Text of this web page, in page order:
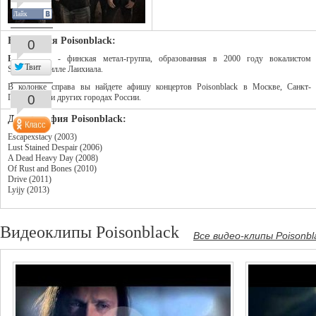
Биография Poisonblack:
Poisonblack - финская метал-группа, образованная в 2000 году вокалистом
Sentenced Вилле Лаихиала.
В колонке справа вы найдете афишу концертов Poisonblack в Москве, Санкт-
Петербурге и других городах России.
Дискография Poisonblack:
Escapexstacy (2003)
Lust Stained Despair (2006)
A Dead Heavy Day (2008)
Of Rust and Bones (2010)
Drive (2011)
Lyijy (2013)
Видеоклипы Poisonblack Все видео-клипы
Лайк
0
Твит
0